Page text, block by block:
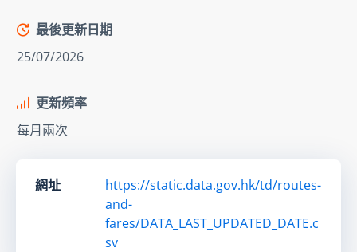
最後更新日期
25/07/2026
更新頻率
每月兩次
網址
https://static.data.gov.hk/td/routes-
and-
fares/DATA_LAST_UPDATED_DATE.c
sv